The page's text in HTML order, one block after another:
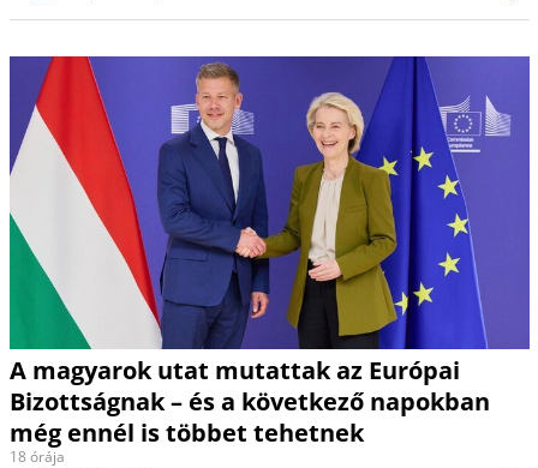
A magyarok utat mutattak az Európai
Bizottságnak – és a következő napokban
még ennél is többet tehetnek
18 órája